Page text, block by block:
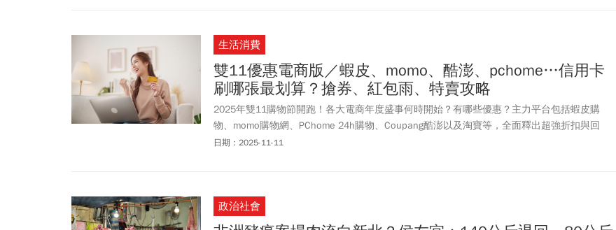
生活消費
雙11優惠電商版／蝦皮、momo、酷澎、pchome…信用卡
刷哪張最划算？搶券、紅包雨、特賣攻略
2025年雙11購物節開跑！各大電商年度盛事何時開始？有哪些優惠？主力平台包括蝦皮購
物、momo購物網、PChome 24h購物、Coupang酷澎以及淘寶等，全面釋出超強折扣與回
饋。雙11電商活動推出滿額折扣、限時優惠、免運券、蝦幣及紅包回饋等多重利多，尤其結合
訊！
日期：2025-11-11
政治社會